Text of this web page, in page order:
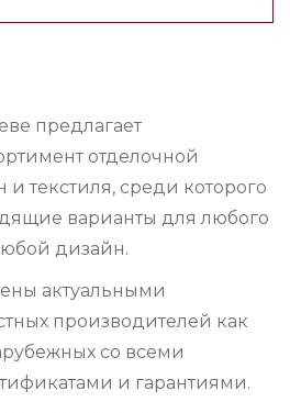
предлагает
отделочной
текстиля, среди которого
варианты для любого
дизайн.
актуальными
производителей как
со всеми
и гарантиями.